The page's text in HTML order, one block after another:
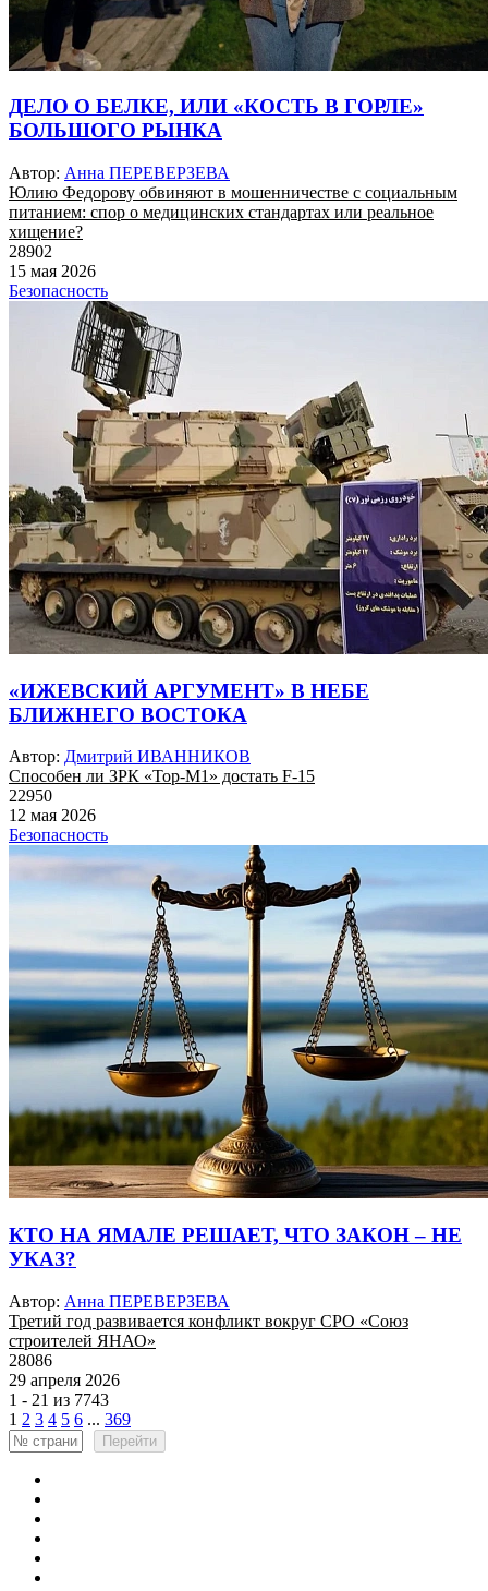
ДЕЛО О БЕЛКЕ, ИЛИ «КОСТЬ В ГОРЛЕ»
БОЛЬШОГО РЫНКА
Автор: Анна ПЕРЕВЕРЗЕВА
Юлию Федорову обвиняют в мошенничестве с социальным
питанием: спор о медицинских стандартах или реальное
хищение?
28902
15 мая 2026
Безопасность
«ИЖЕВСКИЙ АРГУМЕНТ» В НЕБЕ
БЛИЖНЕГО ВОСТОКА
Автор: Дмитрий ИВАННИКОВ
Способен ли ЗРК «Тор-М1» достать F-15
22950
12 мая 2026
Безопасность
КТО НА ЯМАЛЕ РЕШАЕТ, ЧТО ЗАКОН – НЕ
УКАЗ?
Автор: Анна ПЕРЕВЕРЗЕВА
Третий год развивается конфликт вокруг СРО «Союз
строителей ЯНАО»
28086
29 апреля 2026
1 - 21 из 7743
1 2 3 4 5 6 ... 369
Перейти